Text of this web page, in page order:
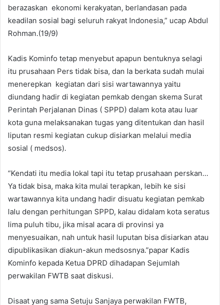
berazaskan ekonomi kerakyatan, berlandasan pada
keadilan sosial bagi seluruh rakyat Indonesia,” ucap Abdul
Rohman.(19/9)
Kadis Kominfo tetap menyebut apapun bentuknya selagi
itu prusahaan Pers tidak bisa, dan Ia berkata sudah mulai
menerepkan kegiatan dari sisi wartawannya yaitu
diundang hadir di kegiatan pemkab dengan skema Surat
Perintah Perjalanan Dinas ( SPPD) dalam kota atau luar
kota guna melaksanakan tugas yang ditentukan dan hasil
liputan resmi kegiatan cukup disiarkan melalui media
sosial ( medsos).
“Kendati itu media lokal tapi itu tetap prusahaan perskan…
Ya tidak bisa, maka kita mulai terapkan, lebih ke sisi
wartawannya kita undang hadir disuatu kegiatan pemkab
lalu dengan perhitungan SPPD, kalau didalam kota seratus
lima puluh tibu, jika misal acara di provinsi ya
menyesuaikan, nah untuk hasil luputan bisa disiarkan atau
dipublikasikan diakun-akun medsosnya.”papar Kadis
Kominfo kepada Ketua DPRD dihadapan Sejumlah
perwakilan FWTB saat diskusi.
Disaat yang sama Setuju Sanjaya perwakilan FWTB,